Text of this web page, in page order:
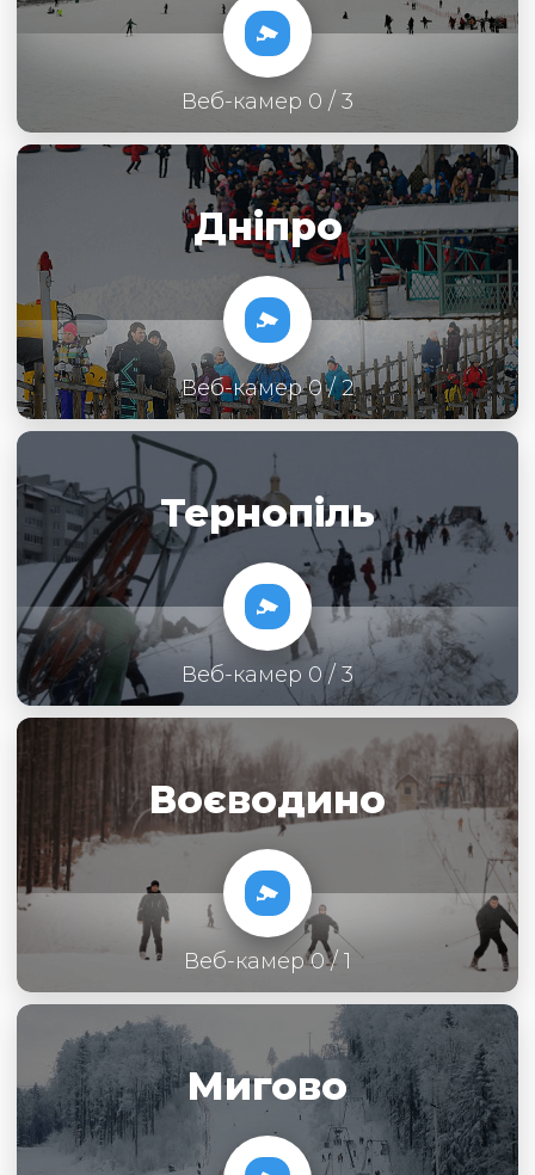
Веб-камер 0 / 3
Дніпро
Веб-камер 0 / 2
Тернопіль
Веб-камер 0 / 3
Воєводино
Веб-камер 0 / 1
Мигово